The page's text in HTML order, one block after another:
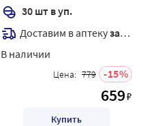
30 шт в уп.
Доставим в аптекузавтра
В наличии
Цена: 779 15
659₽
Купить